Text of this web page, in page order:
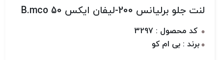
لنت جلو برلیانس 200-لیفان ایکس 50 B.mco
کد محصول : 3297
برند : بی ام کو